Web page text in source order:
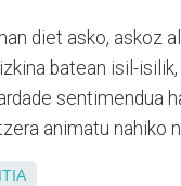
diet asko, askoz
batean isil-
sentimendua
animatu nahiko